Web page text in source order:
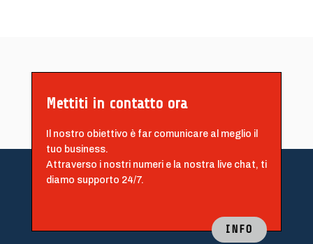
Mettiti in contatto ora
Il nostro obiettivo è far comunicare al meglio il
tuo business.
Attraverso i nostri numeri e la nostra live chat, ti
diamo supporto 24/7.
INFO